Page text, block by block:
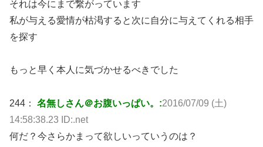
それは今にまで繋がっています
私が与える愛情が枯渇すると次に自分に与えてくれる相手
を探す
もっと早く本人に気づかせるべきでした
244： 名無しさん＠お腹いっぱい。:2016/07/09 (土)
14:58:38.23 ID:.net
何だ？今さらかまって欲しいっていうのは？